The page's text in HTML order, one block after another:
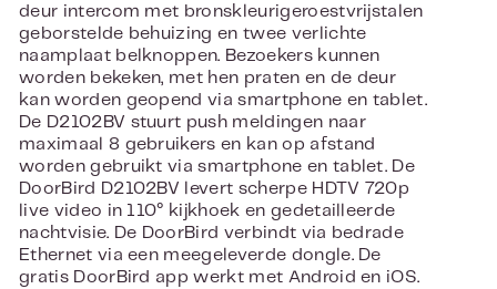
deur intercom met bronskleurigeroestvrijstalen
geborstelde behuizing en twee verlichte
naamplaat belknoppen. Bezoekers kunnen
worden bekeken, met hen praten en de deur
kan worden geopend via smartphone en tablet.
De D2102BV stuurt push meldingen naar
maximaal 8 gebruikers en kan op afstand
worden gebruikt via smartphone en tablet. De
DoorBird D2102BV levert scherpe HDTV 720p
live video in 110° kijkhoek en gedetailleerde
nachtvisie. De DoorBird verbindt via bedrade
Ethernet via een meegeleverde dongle. De
gratis DoorBird app werkt met Android en iOS.